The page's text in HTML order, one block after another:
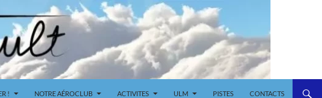
! NOTRE AÉROCLUB ACTIVITES ULM PISTES CONTACTS